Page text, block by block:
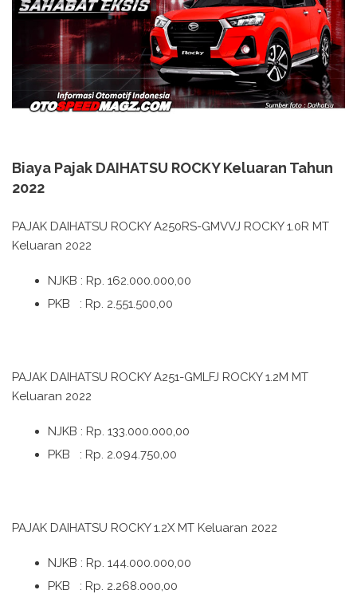
Biaya Pajak DAIHATSU ROCKY Keluaran Tahun
2022
PAJAK DAIHATSU ROCKY A250RS-GMVVJ ROCKY 1.0R MT
Keluaran 2022
NJKB : Rp. 162.000.000,00
PKB : Rp. 2.551.500,00
PAJAK DAIHATSU ROCKY A251-GMLFJ ROCKY 1.2M MT
Keluaran 2022
NJKB : Rp. 133.000.000,00
PKB : Rp. 2.094.750,00
PAJAK DAIHATSU ROCKY 1.2X MT Keluaran 2022
NJKB : Rp. 144.000.000,00
PKB : Rp. 2.268.000,00